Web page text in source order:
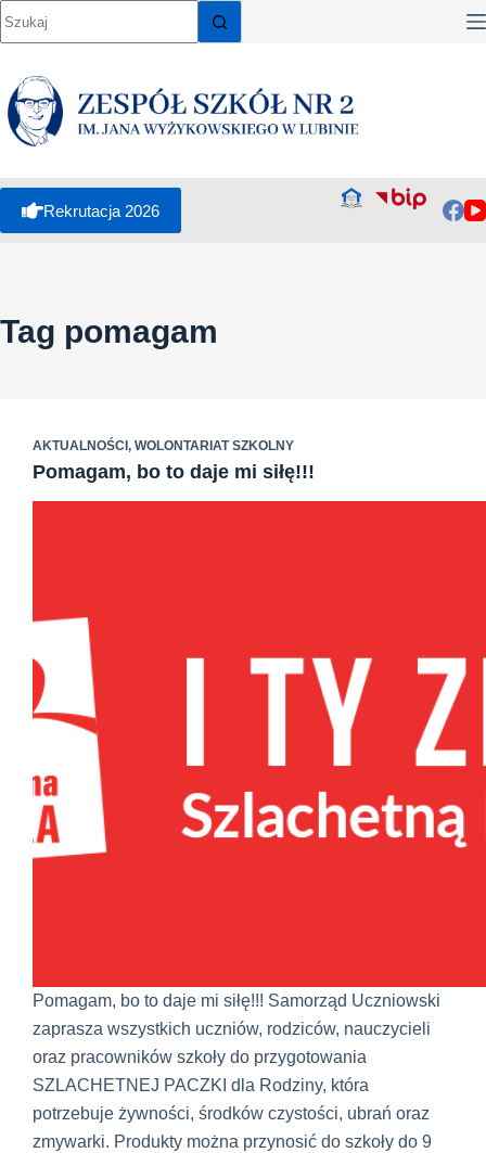
Przejdź
do
Rekrutacja 2026
Tag pomagam
AKTUALNOŚCI , WOLONTARIAT SZKOLNY
Pomagam, bo to daje mi siłę!!!
Pomagam, bo to daje mi siłę!!! Samorząd Uczniowski
zaprasza wszystkich uczniów, rodziców, nauczycieli
oraz pracowników szkoły do przygotowania
SZLACHETNEJ PACZKI dla Rodziny, która
potrzebuje żywności, środków czystości, ubrań oraz
zmywarki. Produkty można przynosić do szkoły do 9